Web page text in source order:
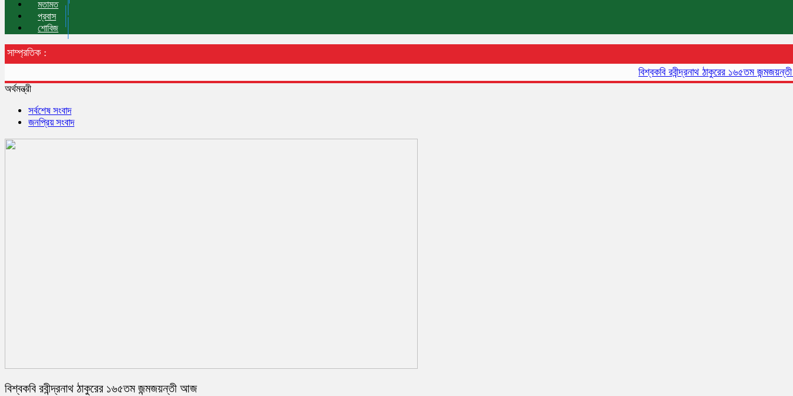
মতামত
প্রবাস
শোবিজ
সাম্প্রতিক :
বিশ্বকবি রবীন্দ্রনাথ ঠাকুরের ১৬৫তম জন্মজয়ন্তী আজ
অর্থমন্ত্রী
সর্বশেষ সংবাদ
জনপ্রিয় সংবাদ
বিশ্বকবি রবীন্দ্রনাথ ঠাকুরের ১৬৫তম জন্মজয়ন্তী আজ